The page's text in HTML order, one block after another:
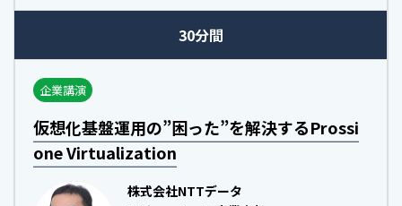
30分間
企業講演
仮想化基盤運用の”困った”を解決するProssi
one Virtualization
株式会社NTTデータ